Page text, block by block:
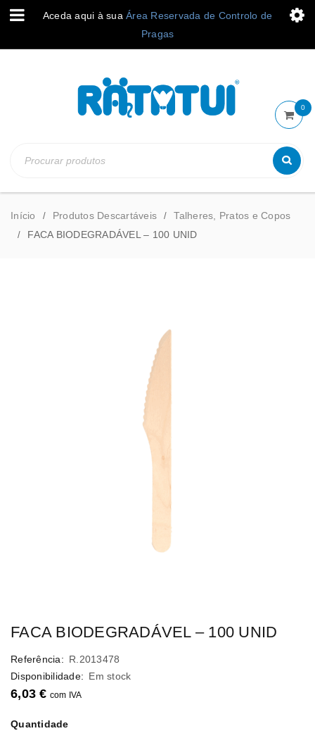
Aceda aqui à sua Área Reservada de Controlo de
Pragas
0
Início / Produtos Descartáveis / Talheres, Pratos e Copos
/ FACA BIODEGRADÁVEL – 100 UNID
FACA BIODEGRADÁVEL – 100 UNID
Referência: R.2013478
Disponibilidade: Em stock
6,03€ com IVA
Quantidade